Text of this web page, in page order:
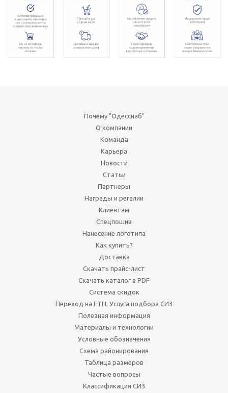
Почему "Одесснаб"
О компании
Команда
Карьера
Новости
Статьи
Партнеры
Награды и регалии
Клиентам
Спецпошив
Нанесение логотипа
Как купить?
Доставка
Скачать прайс-лист
Скачать каталог в PDF
Система скидок
Переход на ЕТН, Услуга подбора СИЗ
Полезная информация
Материалы и технологии
Условные обозначения
Схема районирования
Таблица размеров
Частые вопросы
Классификация СИЗ